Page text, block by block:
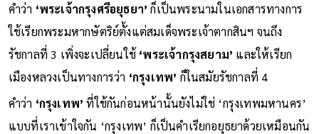
คำว่า ‘พระเจ้ากรุงศรีอยุธยา’ ก็เป็นพระนามในเอกสารทางการ
ใช้เรียกพระมหากษัตริย์ตั้งแต่สมเด็จพระเจ้าตากสินฯ จนถึง
รัชกาลที่ 3 เพิ่งจะเปลี่ยนใช้ ‘พระเจ้ากรุงสยาม’ และให้เรียก
เมืองหลวงเป็นทางการว่า ‘กรุงเทพ’ ก็ในสมัยรัชกาลที่ 4
คำว่า ‘กรุงเทพ’ ที่ใช้กันก่อนหน้านั้นยังไม่ใช่ ‘กรุงเทพมหานคร’
แบบที่เราเข้าใจกัน ‘กรุงเทพ’ ก็เป็นคำเรียกอยุธยาด้วยเหมือนกัน